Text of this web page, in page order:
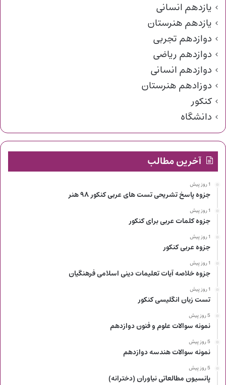
یازدهم انسانی
یازدهم هنرستان
دوازدهم تجربی
دوازدهم ریاضی
دوازدهم انسانی
دوزادهم هنرستان
کنکور
دانشگاه
آخرین مطالب
1 روز پیش
جزوه پاسخ تشریحی تست های عربی کنکور ۹۸ هنر
1 روز پیش
جزوه کلمات عربی برای کنکور
1 روز پیش
جزوه عربی کنکور
1 روز پیش
جزوه خلاصه آیات تعلیمات دینی اسلامی فرهنگیان
1 روز پیش
تست زبان انگلیسی کنکور
5 روز پیش
نمونه سوالات علوم و فنون دوازدهم
5 روز پیش
نمونه سوالات هندسه دوازدهم
5 روز پیش
پانسیون مطالعاتی نیاوران (دخترانه)